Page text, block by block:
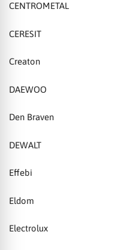
CENTROMETAL
CERESIT
Creaton
DAEWOO
Den Braven
DEWALT
Effebi
Eldom
Electrolux